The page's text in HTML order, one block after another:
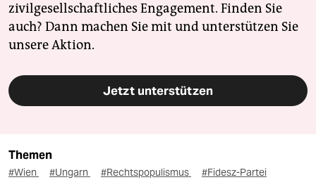
zivilgesellschaftliches Engagement. Finden Sie
auch? Dann machen Sie mit und unterstützen Sie
unsere Aktion.
Jetzt unterstützen
Themen
#Wien #Ungarn #Rechtspopulismus #Fidesz-Partei